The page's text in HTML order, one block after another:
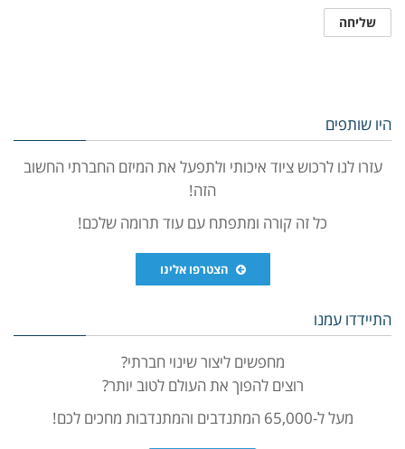
היו שותפים
עזרו לנו לרכוש ציוד איכותי ולתפעל את המיזם החברתי החשוב
הזה!
כל זה קורה ומתפתח עם עוד תרומה שלכם!
הצטרפו אלינו
התיידדו עמנו
מחפשים ליצור שינוי חברתי?
רוצים להפוך את העולם לטוב יותר?
מעל ל-65,000 המתנדבים והמתנדבות מחכים לכם!